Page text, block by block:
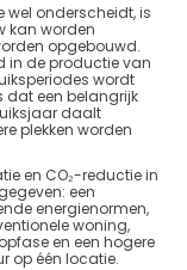
onderscheidt, is
kan worden
opgebouwd.
in de productie van
wordt
dat een belangrijk
daalt
plekken worden
en CO₂-reductie in
een
energienormen,
woning,
en een hogere
op één locatie.